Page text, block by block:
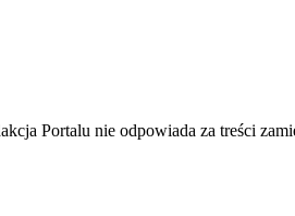
Portalu nie odpowiada za treści